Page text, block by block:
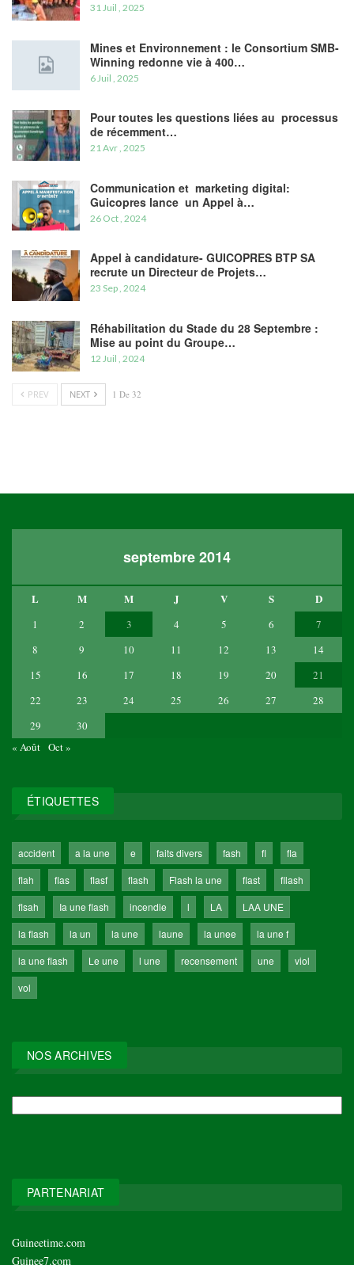
31 Juil , 2025
Mines et Environnement : le Consortium SMB-
Winning redonne vie à 400…
6 Juil , 2025
Pour toutes les questions liées au processus
de récemment…
21 Avr , 2025
Communication et marketing digital:
Guicopres lance un Appel à…
26 Oct , 2024
Appel à candidature- GUICOPRES BTP SA
recrute un Directeur de Projets…
23 Sep , 2024
Réhabilitation du Stade du 28 Septembre :
Mise au point du Groupe…
12 Juil , 2024
PREV NEXT 1 De 32
septembre 2014
L M M J V S D
1 2 3 4 5 6
7
8
9 10 11 12 13
14
15
16 17 18 19 20
21
22
23 24 25 26 27
28
29
30
« Août Oct »
ÉTIQUETTES
accident a la une e faits divers fash fl
fla
flah
flas flasf flash Flash la une flast
fllash
flsah
Ia une flash incendie l LA
LAA UNE
la flash
la un la une laune la unee
la une f
la une flash
Le une l une recensement une
viol
vol
NOS ARCHIVES
PARTENARIAT
Guineetime.com
Guinee7.com